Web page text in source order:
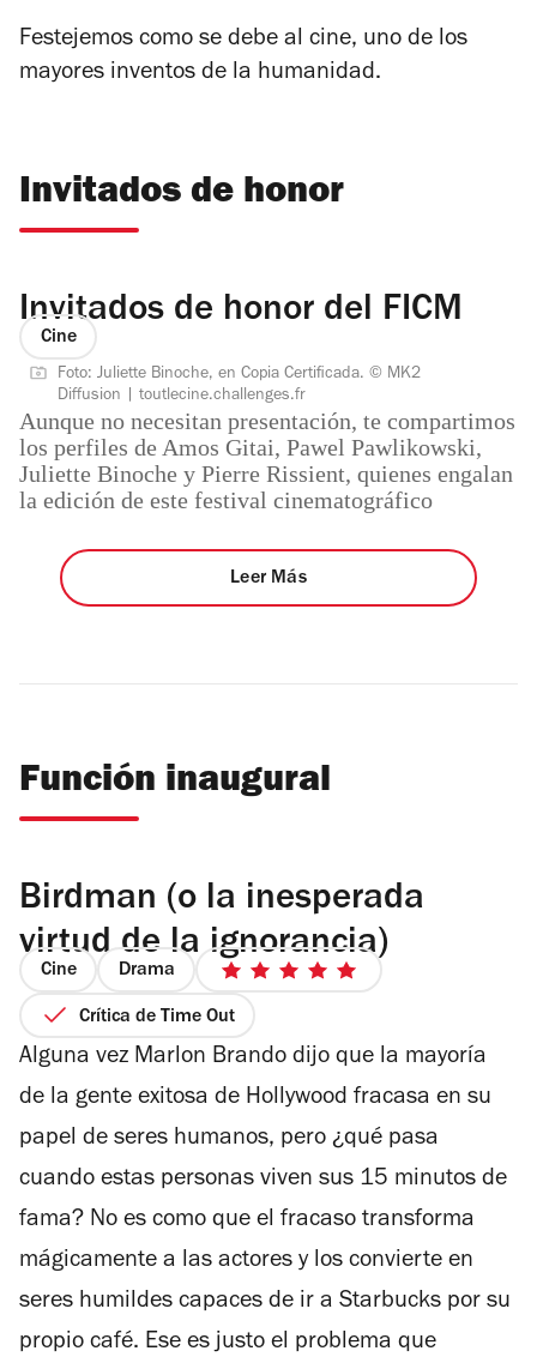
Festejemos como se debe al cine, uno de los
mayores inventos de la humanidad.
Invitados de honor
Invitados de honor del FICM
Cine
Foto: Juliette Binoche, en Copia Certificada. © MK2
Diffusion | toutlecine.challenges.fr
Aunque no necesitan presentación, te compartimos
los perfiles de Amos Gitai, Pawel Pawlikowski,
Juliette Binoche y Pierre Rissient, quienes engalan
la edición de este festival cinematográfico
Leer Más
Función inaugural
Birdman (o la inesperada
virtud de la ignorancia)
Cine Drama
5
estrellas
Crítica de Time Out
Alguna vez Marlon Brando dijo que la mayoría
de la gente exitosa de Hollywood fracasa en su
papel de seres humanos, pero ¿qué pasa
cuando estas personas viven sus 15 minutos de
fama? No es como que el fracaso transforma
mágicamente a las actores y los convierte en
seres humildes capaces de ir a Starbucks por su
propio café. Ese es justo el problema que